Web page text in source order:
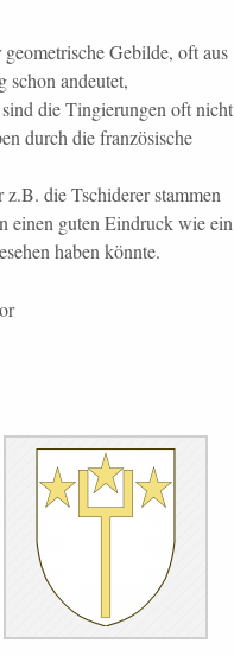
Gebilde, oft aus
andeutet,
die Tingierungen oft nicht
durch die französische
die Tschiderer stammen
einen guten Eindruck wie ein
haben könnte.